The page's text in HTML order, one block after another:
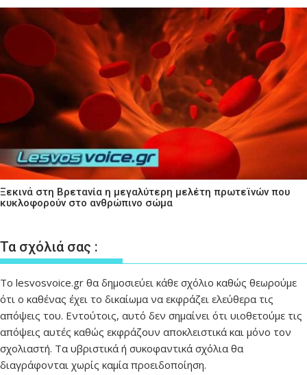
Ξεκινά στη Βρετανία η μεγαλύτερη μελέτη πρωτεϊνών που
κυκλοφορούν στο ανθρώπινο σώμα
Τα σχόλιά σας :
Το lesvosvoice.gr θα δημοσιεύει κάθε σχόλιο καθώς θεωρούμε
ότι ο καθένας έχει το δικαίωμα να εκφράζει ελεύθερα τις
απόψεις του. Εντούτοις, αυτό δεν σημαίνει ότι υιοθετούμε τις
απόψεις αυτές καθώς εκφράζουν αποκλειστικά και μόνο τον
σχολιαστή. Τα υβριστικά ή συκοφαντικά σχόλια θα
διαγράφονται χωρίς καμία προειδοποίηση.